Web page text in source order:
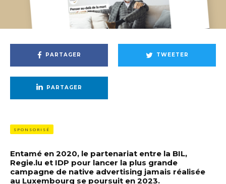
PARTAGER TWEETER
PARTAGER
SPONSORISÉ
Entamé en 2020, le partenariat entre la BIL,
Regie.lu et IDP pour lancer la plus grande
campagne de native advertising jamais réalisée
au Luxembourg se poursuit en 2023.